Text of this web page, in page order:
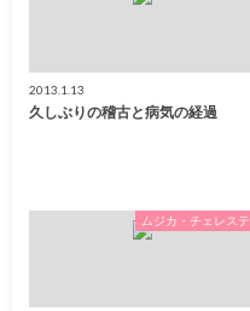
2013.1.13
久しぶりの稽古と病気の経過
ムジカ・チェレステ